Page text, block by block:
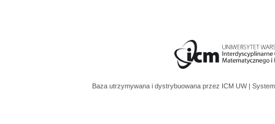
Baza utrzymywana i dystrybuowana przez ICM UW |